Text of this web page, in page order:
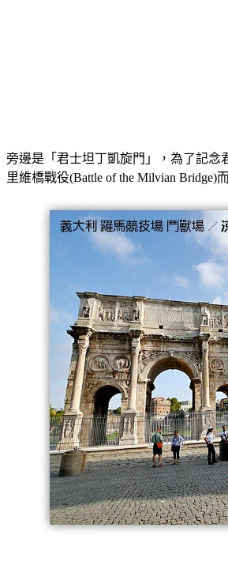
旁邊是「君士坦丁凱旋門」，為了記念
里維橋戰役(Battle of the Milvian Bridge)